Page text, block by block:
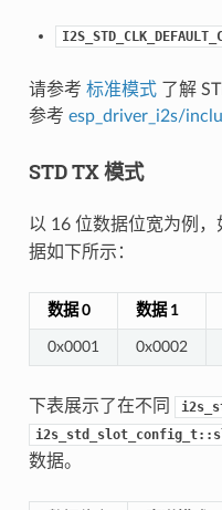
请参考 标准模式了解
参考 esp_driver_i2s/
STD TX 模式
以 16 位数据位宽为例，
据如下所示：
数据 0 数据 1
0x0001 0x0002
下表展示了在不同
数据。